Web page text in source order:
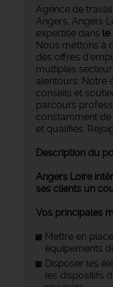
Agence de
Angers, Angers
expertise dans le
Nous mettons à
des offres
multiples
alentours. Notre
conseils et
parcours
constamment
et qualifiés.
Description du
Angers Loire
ses clients un
Vos principales
Mettre en
équipements
Disposer les
les dispositifs